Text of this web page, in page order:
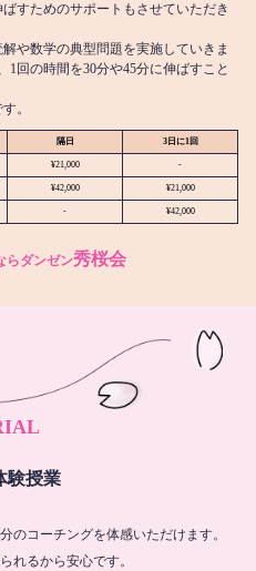
すためのサポートもさせていただき
や数学の典型問題を実施していきま
回の時間を30分や45分に伸ばすこと
。
隔日 3日に1回
¥21,000 -
¥42,000 ¥21,000
- ¥42,000
ダンゼン秀桜会
験授業
のコーチングを体感いただけます。
れるから安心です。